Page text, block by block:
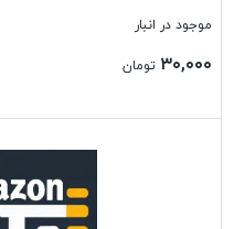
موجود در انبار
۳۰,۰۰۰ تومان